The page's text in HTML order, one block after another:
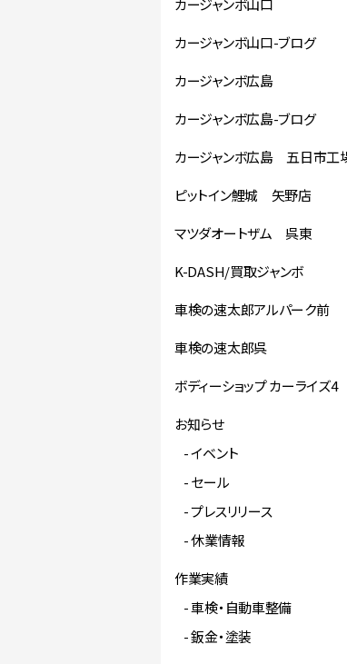
カージャンボ山口
カージャンボ山口-ブログ
カージャンボ広島
カージャンボ広島-ブログ
カージャンボ広島 五日市工
ピットイン鯉城 矢野店
マツダオートザム 呉東
K-DASH/買取ジャンボ
車検の速太郎アルパーク前
車検の速太郎呉
ボディーショップ カーライズ4
お知らせ
イベント
セール
プレスリリース
休業情報
作業実績
車検・自動車整備
鈑金・塗装